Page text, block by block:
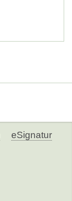
eSignatur